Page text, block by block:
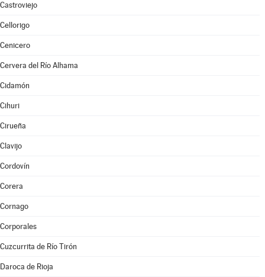
Castroviejo
Cellorigo
Cenicero
Cervera del Río Alhama
Cidamón
Cihuri
Cirueña
Clavijo
Cordovín
Corera
Cornago
Corporales
Cuzcurrita de Río Tirón
Daroca de Rioja